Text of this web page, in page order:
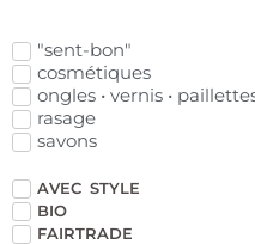
"sent-bon"
cosmétiques
ongles • vernis •
rasage
savons
AVEC STYLE
BIO
FAIRTRADE